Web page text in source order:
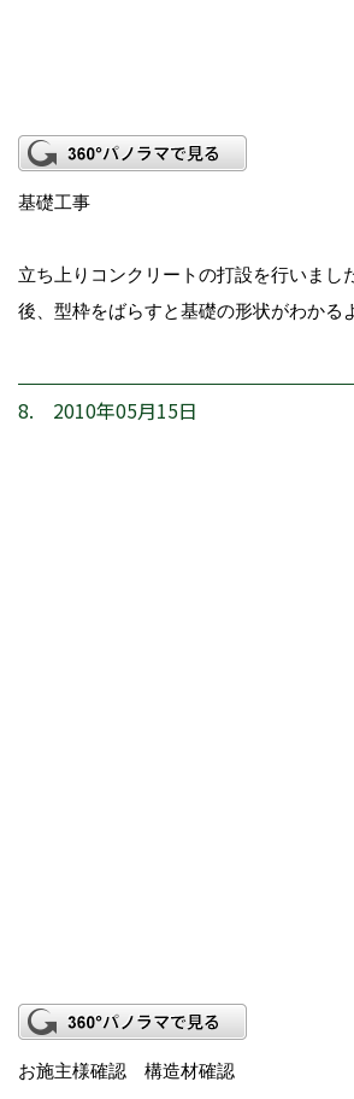
基礎工事
立ち上りコンクリートの打設を行いまし
後、型枠をばらすと基礎の形状がわかる
8. 2010年05月15日
お施主様確認 構造材確認